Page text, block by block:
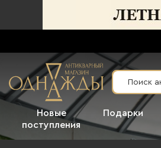
Новые
поступления
Подарки